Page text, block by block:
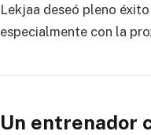
Lekjaa deseó pleno
especialmente con la
Un entrenador